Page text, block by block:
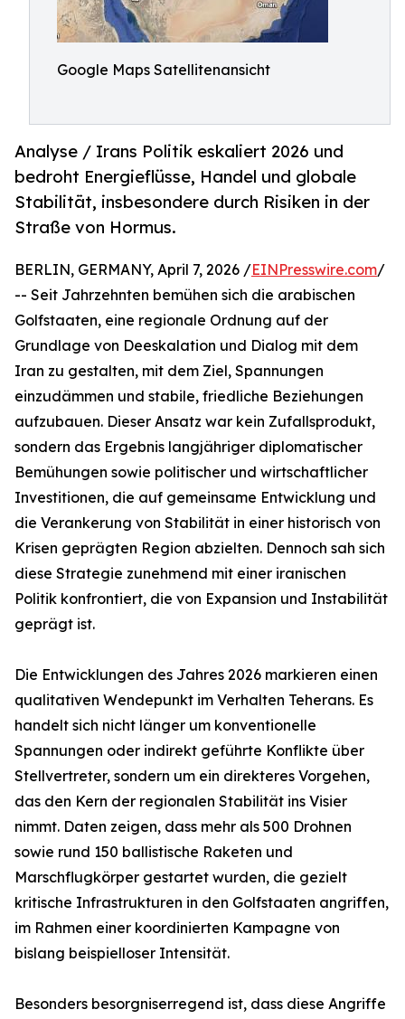
Google Maps Satellitenansicht
Analyse / Irans Politik eskaliert 2026 und
bedroht Energieflüsse, Handel und globale
Stabilität, insbesondere durch Risiken in der
Straße von Hormus.
BERLIN, GERMANY, April 7, 2026 /EINPresswire.com/
-- Seit Jahrzehnten bemühen sich die arabischen
Golfstaaten, eine regionale Ordnung auf der
Grundlage von Deeskalation und Dialog mit dem
Iran zu gestalten, mit dem Ziel, Spannungen
einzudämmen und stabile, friedliche Beziehungen
aufzubauen. Dieser Ansatz war kein Zufallsprodukt,
sondern das Ergebnis langjähriger diplomatischer
Bemühungen sowie politischer und wirtschaftlicher
Investitionen, die auf gemeinsame Entwicklung und
die Verankerung von Stabilität in einer historisch von
Krisen geprägten Region abzielten. Dennoch sah sich
diese Strategie zunehmend mit einer iranischen
Politik konfrontiert, die von Expansion und Instabilität
geprägt ist.
Die Entwicklungen des Jahres 2026 markieren einen
qualitativen Wendepunkt im Verhalten Teherans. Es
handelt sich nicht länger um konventionelle
Spannungen oder indirekt geführte Konflikte über
Stellvertreter, sondern um ein direkteres Vorgehen,
das den Kern der regionalen Stabilität ins Visier
nimmt. Daten zeigen, dass mehr als 500 Drohnen
sowie rund 150 ballistische Raketen und
Marschflugkörper gestartet wurden, die gezielt
kritische Infrastrukturen in den Golfstaaten angriffen,
im Rahmen einer koordinierten Kampagne von
bislang beispielloser Intensität.
Besonders besorgniserregend ist, dass diese Angriffe